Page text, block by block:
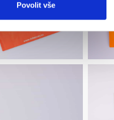
Povolit vše